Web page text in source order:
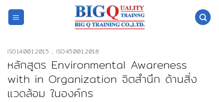
ISO14001:2015 , ISO45001:2018
หลักสูตร Environmental Awareness
with in Organization จิตสำนึก ด้านสิ่ง
แวดล้อม ในองค์กร